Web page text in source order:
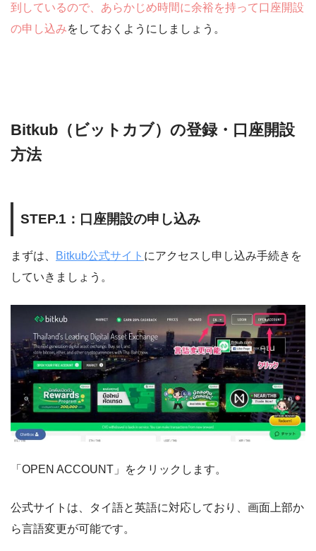
到しているので、あらかじめ時間に余裕を持って口座開設
の申し込みをしておくようにしましょう。
Bitkub（ビットカブ）の登録・口座開設
方法
STEP.1：口座開設の申し込み
まずは、 Bitkub公式サイト にアクセスし申し込み手続きを
していきましょう。
「OPEN ACCOUNT」をクリックします。
公式サイトは、タイ語と英語に対応しており、画面上部か
ら言語変更が可能です。